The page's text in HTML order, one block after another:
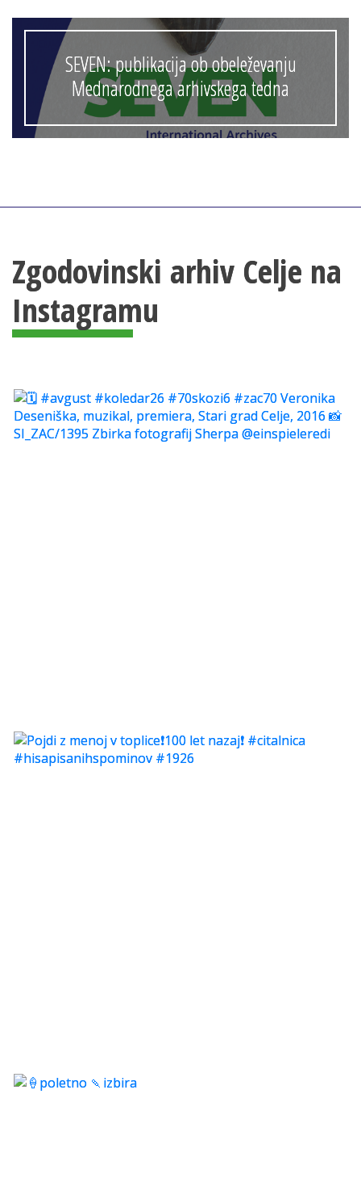
SEVEN: publikacija ob obeleževanju
Mednarodnega arhivskega tedna
Zgodovinski arhiv Celje na
Instagramu